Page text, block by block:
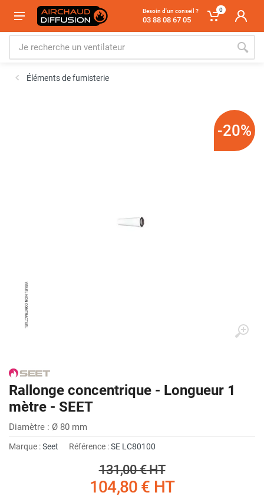
Besoin d'un conseil ?
03 88 08 67 05
0
Éléments de fumisterie
-20%
Rallonge concentrique - Longueur 1
mètre - SEET
Diamètre : Ø 80 mm
Marque :Seet Référence :SE LC80100
131,00 €HT
104,80 € HT